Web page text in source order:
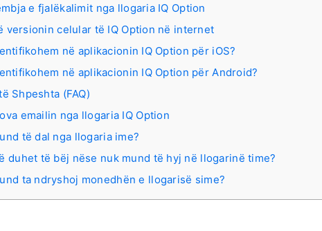
e fjalëkalimit nga llogaria IQ Option
versionin celular të IQ Option në internet
në aplikacionin IQ Option për iOS?
në aplikacionin IQ Option për Android?
Shpeshta (FAQ)
emailin nga llogaria IQ Option
të dal nga llogaria ime?
duhet të bëj nëse nuk mund të hyj në llogarinë time?
ta ndryshoj monedhën e llogarisë sime?